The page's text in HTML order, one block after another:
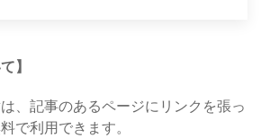
】
、記事のあるページにリンクを張っ
で利用できます。